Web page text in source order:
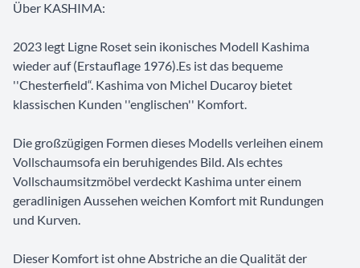
Über KASHIMA:
2023 legt Ligne Roset sein ikonisches Modell Kashima
wieder auf (Erstauflage 1976).Es ist das bequeme
''Chesterfield“. Kashima von Michel Ducaroy bietet
klassischen Kunden ''englischen'' Komfort.
Die großzügigen Formen dieses Modells verleihen einem
Vollschaumsofa ein beruhigendes Bild. Als echtes
Vollschaumsitzmöbel verdeckt Kashima unter einem
geradlinigen Aussehen weichen Komfort mit Rundungen
und Kurven.
Dieser Komfort ist ohne Abstriche an die Qualität der